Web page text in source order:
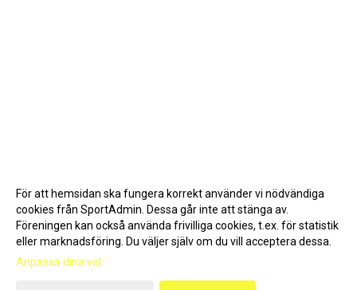
Gå till Webbversion
För att hemsidan ska fungera korrekt använder vi nödvändiga
cookies från SportAdmin. Dessa går inte att stänga av.
Föreningen kan också använda frivilliga cookies, t.ex. för statistik
eller marknadsföring. Du väljer själv om du vill acceptera dessa.
Anpassa dina val